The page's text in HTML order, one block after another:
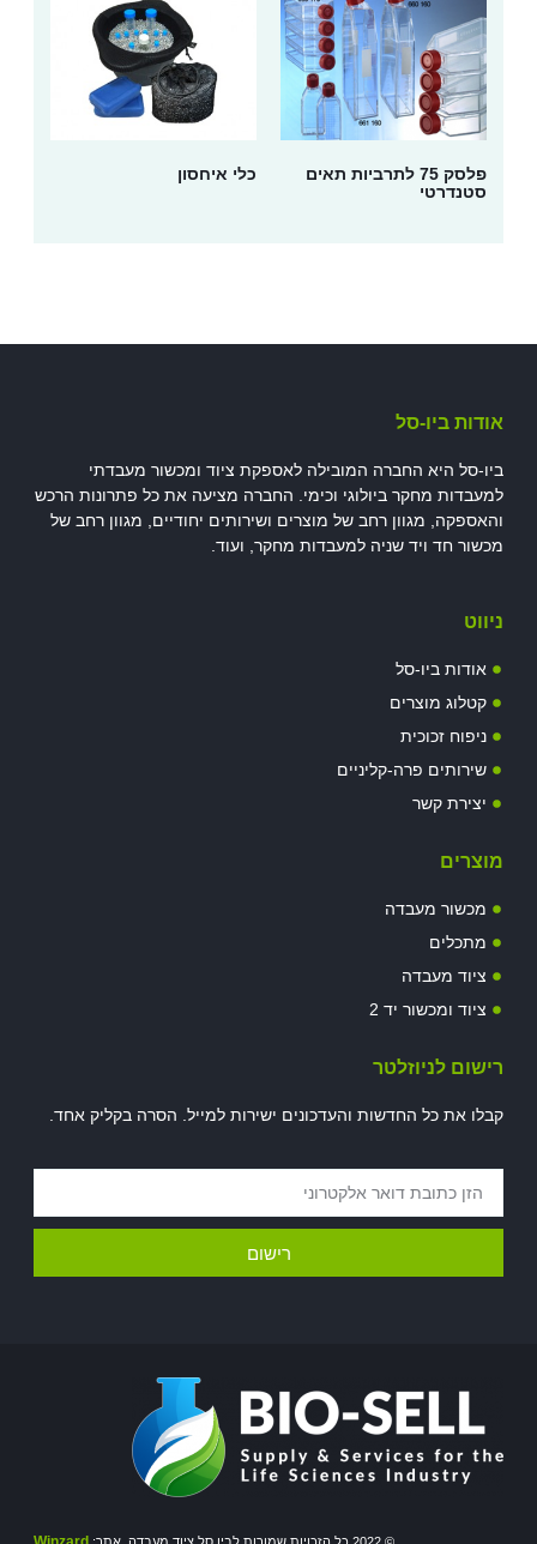
פלסק 75 לתרביות תאים
סטנדרטי
כלי איחסון
אודות ביו-סל
ביו-סל היא החברה המובילה לאספקת ציוד ומכשור מעבדתי
למעבדות מחקר ביולוגי וכימי. החברה מציעה את כל פתרונות הרכש
והאספקה, מגוון רחב של מוצרים ושירותים יחודיים, מגוון רחב של
מכשור חד ויד שניה למעבדות מחקר, ועוד.
ניווט
אודות ביו-סל
קטלוג מוצרים
ניפוח זכוכית
שירותים פרה-קליניים
יצירת קשר
מוצרים
מכשור מעבדה
מתכלים
ציוד מעבדה
ציוד ומכשור יד 2
רישום לניוזלטר
קבלו את כל החדשות והעדכונים ישירות למייל. הסרה בקליק אחד.
רישום